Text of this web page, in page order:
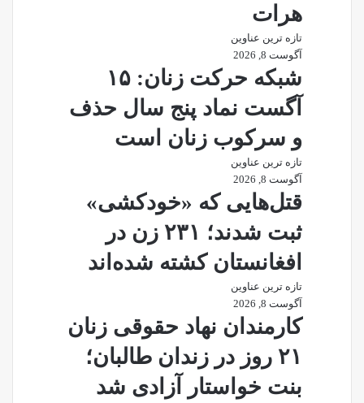
هرات
تازه ترین عناوین
آگوست 8, 2026
شبکه حرکت زنان: ۱۵
آگست نماد پنج سال حذف
و سرکوب زنان است
تازه ترین عناوین
آگوست 8, 2026
قتل‌هایی که «خودکشی»
ثبت شدند؛ ۲۳۱ زن در
افغانستان کشته شده‌اند
تازه ترین عناوین
آگوست 8, 2026
کارمندان نهاد حقوقی زنان
۲۱ روز در زندان طالبان؛
بنت خواستار آزادی شد